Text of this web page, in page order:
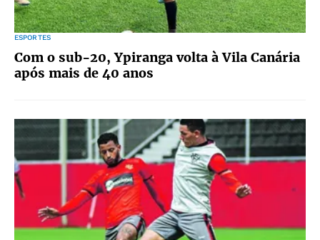
ESPORTES
Com o sub-20, Ypiranga volta à Vila Canária
após mais de 40 anos